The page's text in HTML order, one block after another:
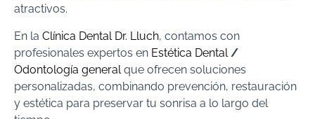
atractivos.
En la Clínica Dental Dr. Lluch, contamos con
profesionales expertos en Estética Dental /
Odontología general que ofrecen soluciones
personalizadas, combinando prevención, restauración
y estética para preservar tu sonrisa a lo largo del